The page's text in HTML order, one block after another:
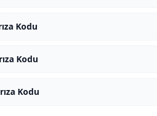
Kodu
Kodu
Kodu